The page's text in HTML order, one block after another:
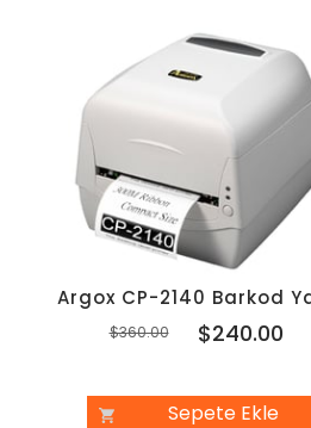
Argox CP-2140 Barkod
$240.00
$360.00
Sepete Ekle